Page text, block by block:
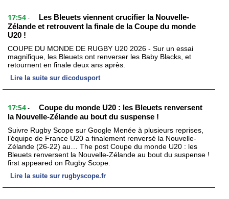
17:54 -
Les Bleuets viennent crucifier la Nouvelle-
Zélande et retrouvent la finale de la Coupe du monde
U20 !
COUPE DU MONDE DE RUGBY U20 2026 - Sur un essai
magnifique, les Bleuets ont renverser les Baby Blacks, et
retournent en finale deux ans après.
Lire la suite sur dicodusport
17:54 -
Coupe du monde U20 : les Bleuets renversent
la Nouvelle-Zélande au bout du suspense !
Suivre Rugby Scope sur Google Menée à plusieurs reprises,
l’équipe de France U20 a finalement renversé la Nouvelle-
Zélande (26-22) au… The post Coupe du monde U20 : les
Bleuets renversent la Nouvelle-Zélande au bout du suspense !
first appeared on Rugby Scope.
Lire la suite sur rugbyscope.fr